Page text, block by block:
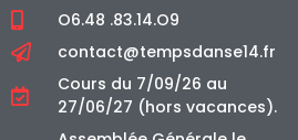
O6.48 .83.14.O9
contact@tempsdanse14.fr
Cours du 7/09/26 au
27/06/27 (hors vacances).